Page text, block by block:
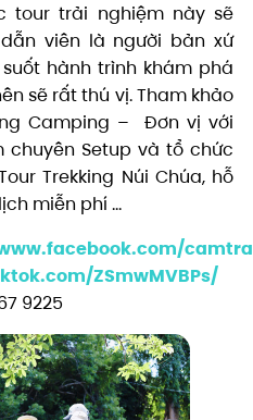
tour trải nghiệm này sẽ
viên là người bản xứ
hành trình khám phá
sẽ rất thú vị. Tham khảo
Camping – Đơn vị với
chuyên Setup và tổ chức
Trekking Núi Chúa, hỗ
miễn phí …
ZSmwMVBPs/
9225